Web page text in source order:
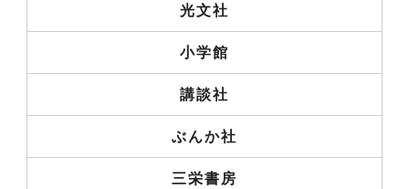
光文社
小学館
講談社
ぶんか社
三栄書房